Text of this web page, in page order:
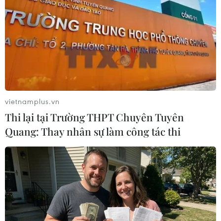
biết, lượng dầu dự trữ tại các kho ở nước này đã
tăng thêm 533.000 thùng lên 448,5 triệu thùng
trong tuần kết thúc ngày 20/1./.
(TTXVN/Vietnam+)
vietnamplus.vn
Thi lại tại Trường THPT Chuyên Tuyên
Quang: Thay nhân sự làm công tác thi